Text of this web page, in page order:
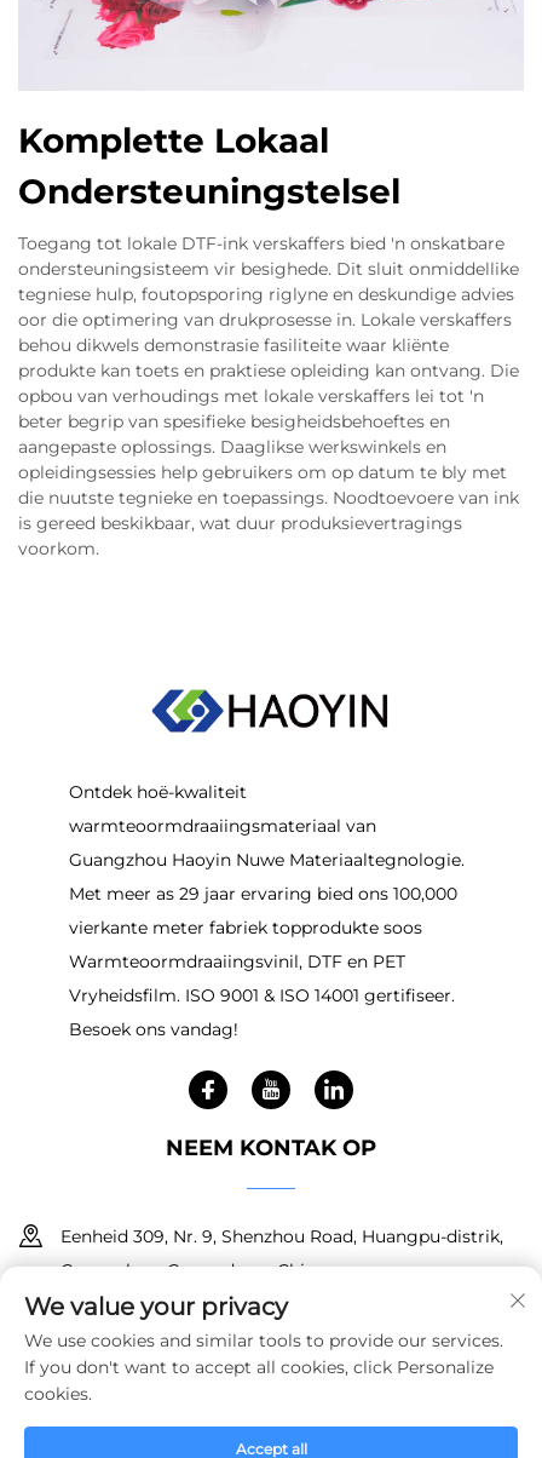
Komplette Lokaal
Ondersteuningstelsel
Toegang tot lokale DTF-ink verskaffers bied 'n onskatbare
ondersteuningsisteem vir besighede. Dit sluit onmiddellike
tegniese hulp, foutopsporing riglyne en deskundige advies
oor die optimering van drukprosesse in. Lokale verskaffers
behou dikwels demonstrasie fasiliteite waar kliënte
produkte kan toets en praktiese opleiding kan ontvang. Die
opbou van verhoudings met lokale verskaffers lei tot 'n
beter begrip van spesifieke besigheidsbehoeftes en
aangepaste oplossings. Daaglikse werkswinkels en
opleidingsessies help gebruikers om op datum te bly met
die nuutste tegnieke en toepassings. Noodtoevoere van ink
is gereed beskikbaar, wat duur produksievertragings
voorkom.
Ontdek hoë-kwaliteit
warmteoormdraaiingsmateriaal van
Guangzhou Haoyin Nuwe Materiaaltegnologie.
Met meer as 29 jaar ervaring bied ons 100,000
vierkante meter fabriek topprodukte soos
Warmteoormdraaiingsvinil, DTF en PET
Vryheidsfilm. ISO 9001 & ISO 14001 gertifiseer.
Besoek ons vandag!
NEEM KONTAK OP
Eenheid 309, Nr. 9, Shenzhou Road, Huangpu-distrik,
Guangzhou, Guangdong, China
+86 18150601728
[email protected]
We value your privacy
We use cookies and similar tools to provide our services.
If you don't want to accept all cookies, click Personalize
cookies.
Accept all